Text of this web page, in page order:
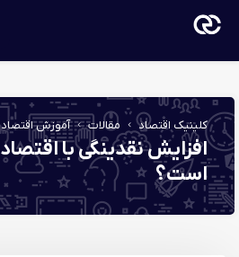
کلینیک اقتصاد مقالات آموزش اقتصاد
افزایش نقدینگی با
است؟